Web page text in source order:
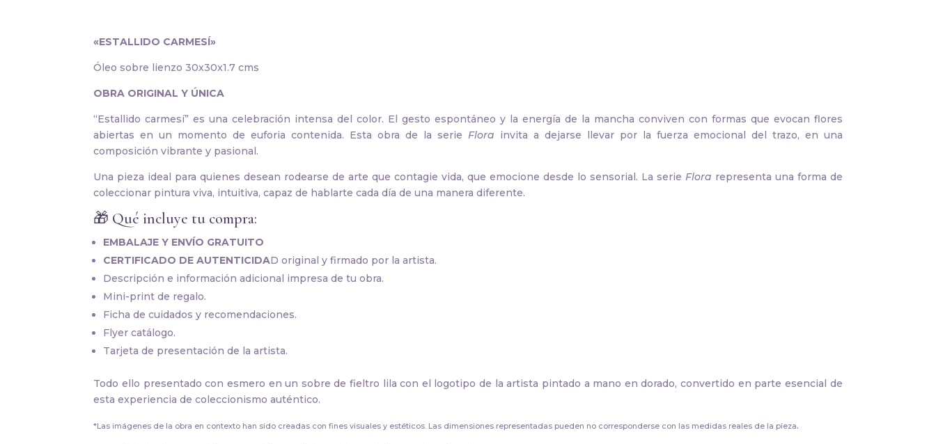
«ESTALLIDO CARMESÍ»
Óleo sobre lienzo 30x30x1.7 cms
OBRA ORIGINAL Y ÚNICA
“Estallido carmesí” es una celebración intensa del color. El gesto espontáneo y la energía de la mancha conviven con formas que evocan flores
abiertas en un momento de euforia contenida. Esta obra de la serie Flora invita a dejarse llevar por la fuerza emocional del trazo, en una
composición vibrante y pasional.
Una pieza ideal para quienes desean rodearse de arte que contagie vida, que emocione desde lo sensorial. La serie Flora representa una forma de
coleccionar pintura viva, intuitiva, capaz de hablarte cada día de una manera diferente.
🎁 Qué incluye tu compra:
EMBALAJE Y ENVÍO GRATUITO
CERTIFICADO DE AUTENTICIDAD original y firmado por la artista.
Descripción e información adicional impresa de tu obra.
Mini-print de regalo.
Ficha de cuidados y recomendaciones.
Flyer catálogo.
Tarjeta de presentación de la artista.
Todo ello presentado con esmero en un sobre de fieltro lila con el logotipo de la artista pintado a mano en dorado, convertido en parte esencial de
esta experiencia de coleccionismo auténtico.
*Las imágenes de la obra en contexto han sido creadas con fines visuales y estéticos. Las dimensiones representadas pueden no corresponderse con las medidas reales de la pieza.